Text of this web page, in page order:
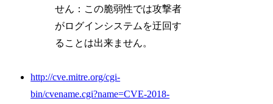
せん：この脆弱性では攻撃者
がログインシステムを迂回す
ることは出来ません。
http://cve.mitre.org/cgi-
bin/cvename.cgi?name=CVE-2018-